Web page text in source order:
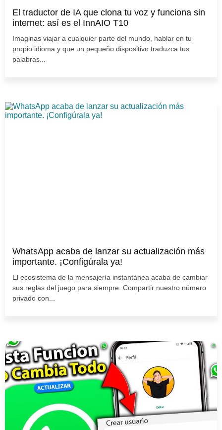
El traductor de IA que clona tu voz y funciona sin
internet: así es el InnAIO T10
Imaginas viajar a cualquier parte del mundo, hablar en tu
propio idioma y que un pequeño dispositivo traduzca tus
palabras...
WhatsApp acaba de lanzar su actualización más
importante. ¡Configúrala ya!
El ecosistema de la mensajería instantánea acaba de cambiar
sus reglas del juego para siempre. Compartir nuestro número
privado con...